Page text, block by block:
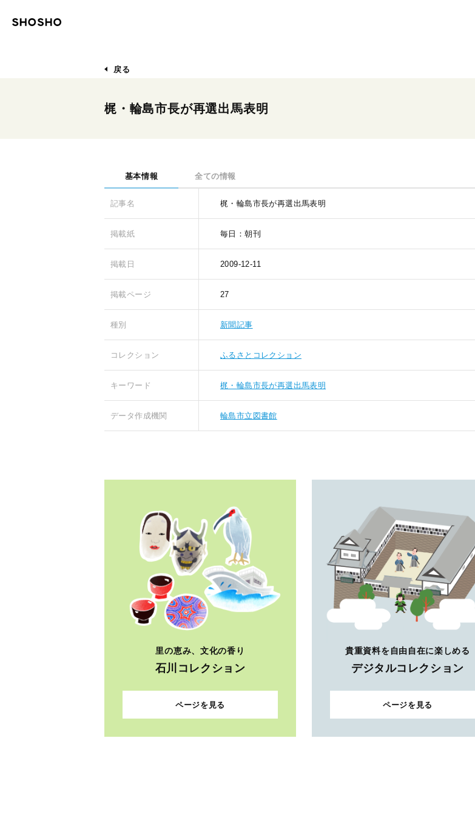
戻る
梶・輪島市長が再選出馬表明
基本情報 全ての情報
記事名 梶・輪島市長が再選出馬表明
掲載紙 毎日：朝刊
掲載日 2009-12-11
掲載ページ 27
種別 新聞記事
コレクション ふるさとコレクション
キーワード 梶・輪島市長が再選出馬表明
データ作成機関 輪島市立図書館
里の恵み、文化の香り
石川コレクション
ページを見る
貴重資料を自由自在に楽しめる
デジタルコレクション
ページを見る